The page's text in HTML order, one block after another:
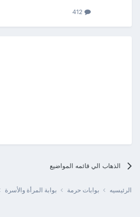
الذهاب الي قائمه المواضيع
الرئيسيه بوابات حرمة بوابة المرأة والأسرة